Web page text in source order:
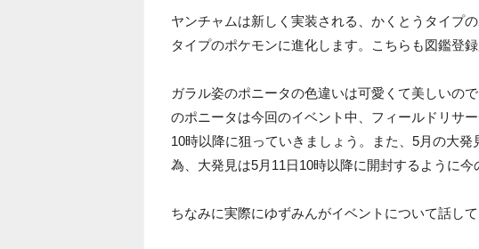
ヤンチャムは新しく実装される、かくとうタイプ
タイプのポケモンに進化します。こちらも図鑑登
ガラル姿のポニータの色違いは可愛くて美しいの
のポニータは今回のイベント中、フィールドリサ
10時以降に狙っていきましょう。また、5月の大
為、大発見は5月11日10時以降に開封するように今
ちなみに実際にゆずみんがイベントについて話し